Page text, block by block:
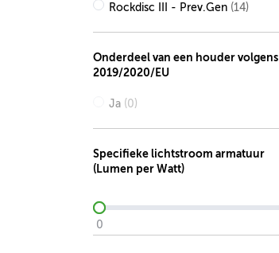
Rockdisc III - Prev.Gen (14)
Onderdeel van een houder volgens
2019/2020/EU
Ja (0)
Specifieke lichtstroom armatuur
(Lumen per Watt)
0